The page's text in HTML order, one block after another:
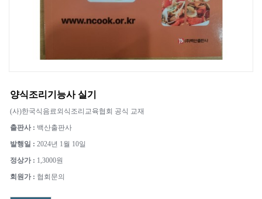
양식조리기능사 실기
(사)한국식음료외식조리교육협회 공식 교재
출판사 : 백산출판사
발행일 :2024년 1월 10일
정상가 : 1,3000원
회원가 : 협회문의